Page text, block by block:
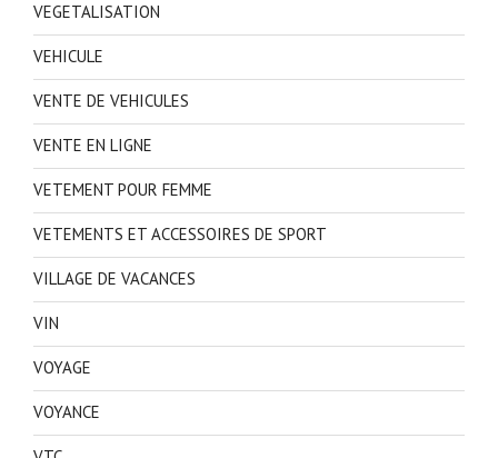
VEGETALISATION
VEHICULE
VENTE DE VEHICULES
VENTE EN LIGNE
VETEMENT POUR FEMME
VETEMENTS ET ACCESSOIRES DE SPORT
VILLAGE DE VACANCES
VIN
VOYAGE
VOYANCE